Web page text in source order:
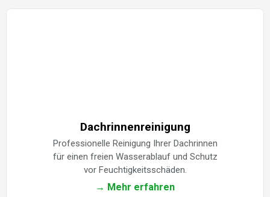
Dachrinnenreinigung
Professionelle Reinigung Ihrer Dachrinnen
für einen freien Wasserablauf und Schutz
vor Feuchtigkeitsschäden.
→ Mehr erfahren